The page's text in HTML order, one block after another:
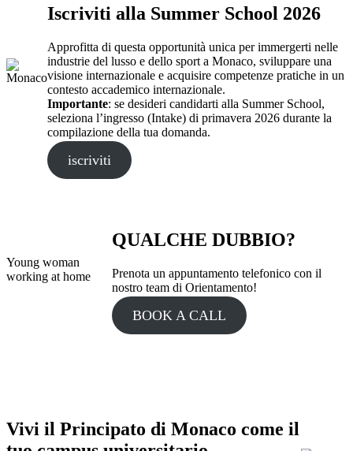
Iscriviti alla Summer School 2026
Approfitta di questa opportunità unica per immergerti nelle
industrie del lusso e dello sport a Monaco, sviluppare una
visione internazionale e acquisire competenze pratiche in un
contesto accademico internazionale.
Importante: se desideri candidarti alla Summer School,
seleziona l’ingresso (Intake) di primavera 2026 durante la
compilazione della tua domanda.
iscriviti
Young woman
working at home
QUALCHE DUBBIO?
Prenota un appuntamento telefonico con il
nostro team di Orientamento!
BOOK A CALL
Vivi il Principato di Monaco come il